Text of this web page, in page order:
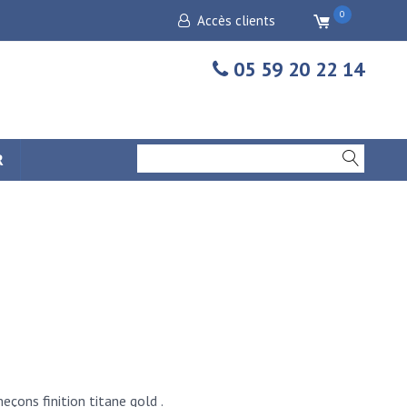
Accès clients 0
05 59 20 22 14
finition titane gold .